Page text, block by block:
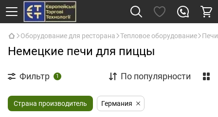
Оборудование для ресторана Тепловое оборудование
Немецкие печи для пиццы
Фильтр 1 По популярности
Страна производитель Германия